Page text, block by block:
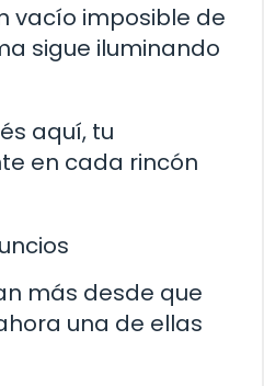
vacío imposible de
sigue iluminando
aquí, tu
en cada rincón
más desde que
una de ellas